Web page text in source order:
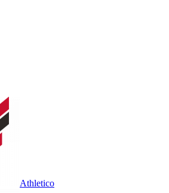
Athletico